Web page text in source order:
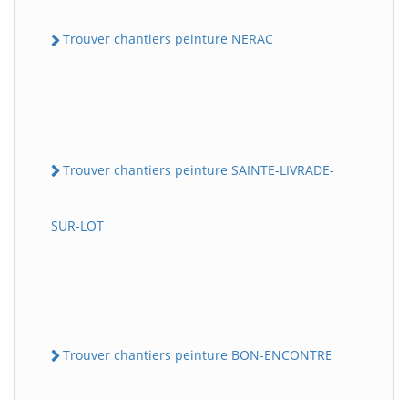
Trouver chantiers peinture NERAC
Trouver chantiers peinture SAINTE-LIVRADE-
SUR-LOT
Trouver chantiers peinture BON-ENCONTRE